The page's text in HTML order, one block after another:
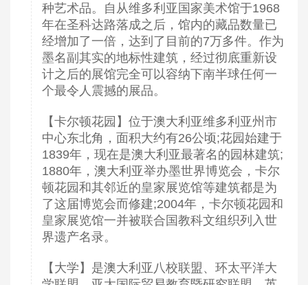
种艺术品。自从维多利亚国家美术馆于1968
年在圣科达路落成之后，馆内的藏品数量已
经增加了一倍，达到了目前的7万多件。作为
墨名副其实的地标性建筑，经过彻底重新设
计之后的展馆完全可以容纳下南半球任何一
个最令人震撼的展品。
【卡尔顿花园】位于澳大利亚维多利亚州市
中心东北角，面积大约有26公顷;花园始建于
1839年，现在是澳大利亚最著名的园林建筑;
1880年，澳大利亚举办墨世界博览会，卡尔
顿花园和其邻近的皇家展览馆等建筑都是为
了这届博览会而修建;2004年，卡尔顿花园和
皇家展览馆一并被联合国教科文组织列入世
界遗产名录。
【大学】是澳大利亚八校联盟、环太平洋大